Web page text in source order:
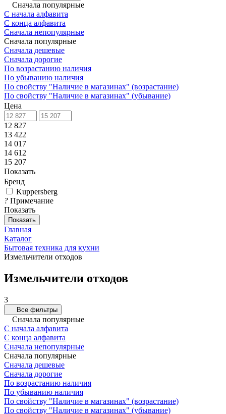
Сначала популярные
С начала алфавита
С конца алфавита
Сначала непопулярные
Сначала популярные
Сначала дешевые
Сначала дорогие
По возрастанию наличия
По убыванию наличия
По свойству "Наличие в магазинах" (возрастание)
По свойству "Наличие в магазинах" (убывание)
Цена
12 827
13 422
14 017
14 612
15 207
Показать
Бренд
Kuppersberg
? Примечание
Показать
Показать
Главная
Каталог
Бытовая техника для кухни
Измельчители отходов
Измельчители отходов
3
Все фильтры
Сначала популярные
С начала алфавита
С конца алфавита
Сначала непопулярные
Сначала популярные
Сначала дешевые
Сначала дорогие
По возрастанию наличия
По убыванию наличия
По свойству "Наличие в магазинах" (возрастание)
По свойству "Наличие в магазинах" (убывание)